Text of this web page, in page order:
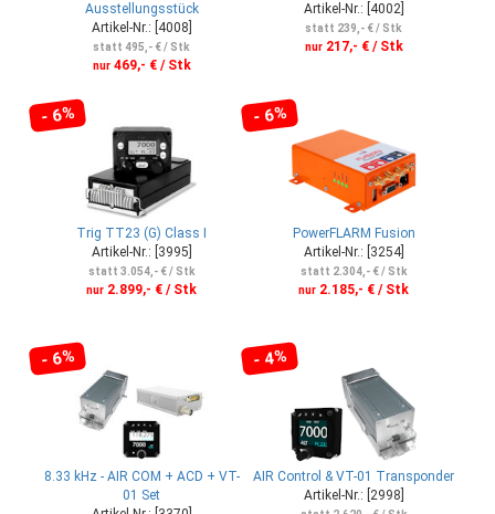
Ausstellungsstück
Artikel-Nr.: [4008]
statt 495,- € / Stk
nur469,- € / Stk
Artikel-Nr.: [4002]
statt 239,- € / Stk
nur217,- € / Stk
- 6%
Trig TT23 (G) Class I
Artikel-Nr.: [3995]
statt 3.054,- € / Stk
nur 2.899,- € / Stk
- 6%
PowerFLARM Fusion
Artikel-Nr.: [3254]
statt 2.304,- € / Stk
nur 2.185,- € / Stk
- 6%
8.33 kHz - AIR COM + ACD + VT-
01 Set
- 4%
AIR Control & VT-01 Transponder
Artikel-Nr.: [2998]